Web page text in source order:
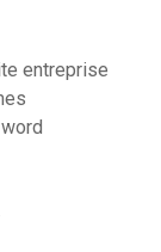
entreprise